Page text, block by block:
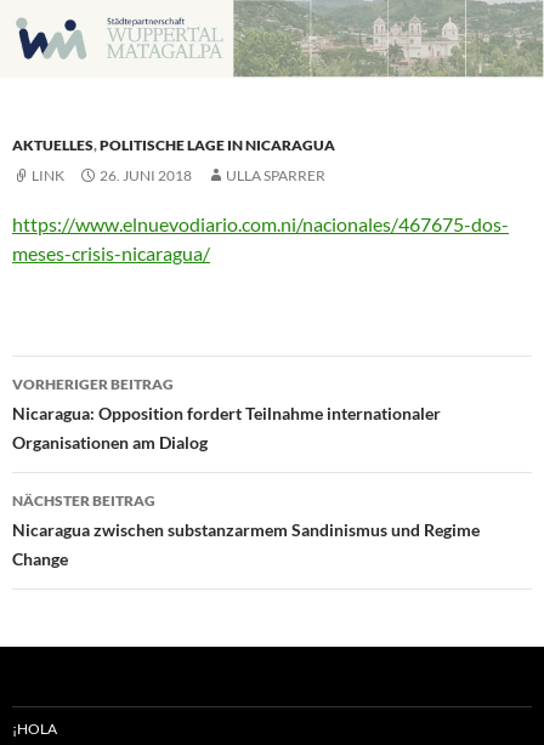
Zum
Inhalt
AKTUELLES,POLITISCHE LAGE IN NICARAGUA
LINK
26. JUNI 2018 ULLA SPARRER
https://www.elnuevodiario.com.ni/nacionales/467675-dos-
meses-crisis-nicaragua/
Beitragsnavigation
VORHERIGER BEITRAG
Nicaragua: Opposition fordert Teilnahme internationaler
Organisationen am Dialog
NÄCHSTER BEITRAG
Nicaragua zwischen substanzarmem Sandinismus und Regime
Change
¡HOLA